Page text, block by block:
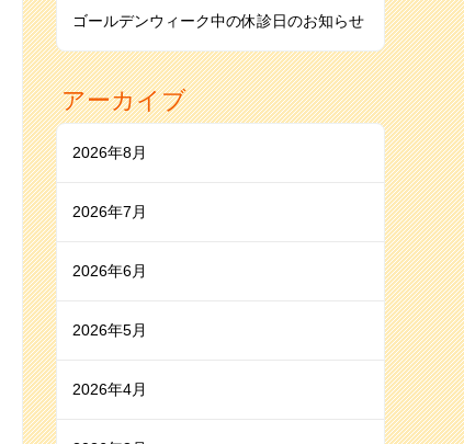
ゴールデンウィーク中の休診日のお知らせ
アーカイブ
2026年8月
2026年7月
2026年6月
2026年5月
2026年4月